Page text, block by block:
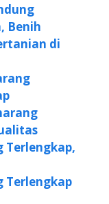
Benih
di
Terlengkap,
Terlengkap